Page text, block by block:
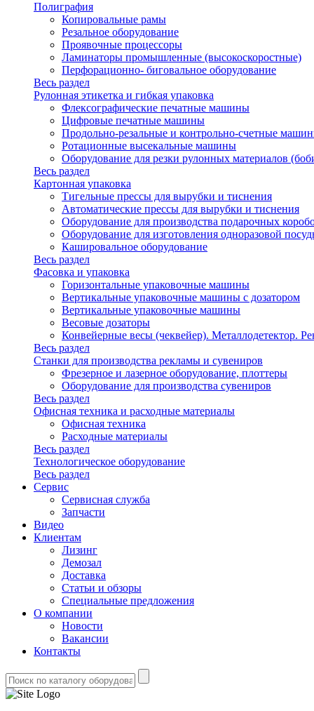
Полиграфия
Копировальные рамы
Резальное оборудование
Проявочные процессоры
Ламинаторы промышленные (высокоскоростные)
Перфорационно- биговальное оборудование
Весь раздел
Рулонная этикетка и гибкая упаковка
Флексографические печатные машины
Цифровые печатные машины
Продольно-резальные и контрольно-счетные
Ротационные высекальные машины
Оборудование для резки рулонных материалов
Весь раздел
Картонная упаковка
Тигельные прессы для вырубки и тиснения
Автоматические прессы для вырубки и тиснения
Оборудование для производства подарочных
Оборудование для изготовления одноразовой
Кашировальное оборудование
Весь раздел
Фасовка и упаковка
Горизонтальные упаковочные машины
Вертикальные упаковочные машины с дозатором
Вертикальные упаковочные машины
Весовые дозаторы
Конвейерные весы (чеквейер). Металлодетектор.
Весь раздел
Станки для производства рекламы и сувениров
Фрезерное и лазерное оборудование, плоттеры
Оборудование для производства сувениров
Весь раздел
Офисная техника и расходные материалы
Офисная техника
Расходные материалы
Весь раздел
Технологическое оборудование
Весь раздел
Сервис
Сервисная служба
Запчасти
Видео
Клиентам
Лизинг
Демозал
Доставка
Статьи и обзоры
Специальные предложения
О компании
Новости
Вакансии
Контакты